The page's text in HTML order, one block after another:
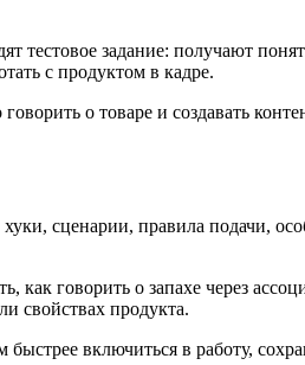
тестовое задание: получают
с продуктом в кадре.
о товаре и создавать
сценарии, правила подачи,
как говорить о запахе через
свойствах продукта.
включиться в работу,